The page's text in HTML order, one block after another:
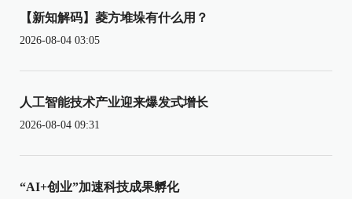
【新知解码】菱方堆垛有什么用？
2026-08-04 03:05
人工智能技术产业迎来爆发式增长
2026-08-04 09:31
“AI+创业”加速科技成果孵化